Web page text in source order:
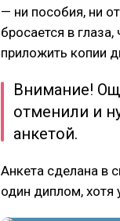
— ни пособия, ни
бросается в
приложить копии
Внимание!
отменили и
анкетой.
Анкета сделана в
один диплом, хотя